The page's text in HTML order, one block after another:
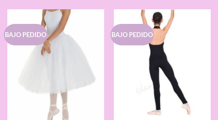
BAJO PEDIDO BAJO PEDIDO